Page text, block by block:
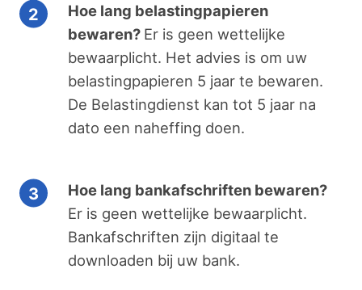
Hoe lang belastingpapieren
bewaren? Er is geen wettelijke
bewaarplicht. Het advies is om uw
belastingpapieren 5 jaar te bewaren.
De Belastingdienst kan tot 5 jaar na
dato een naheffing doen.
Hoe lang bankafschriften bewaren?
Er is geen wettelijke bewaarplicht.
Bankafschriften zijn digitaal te
downloaden bij uw bank.